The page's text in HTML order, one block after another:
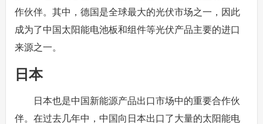
作伙伴。其中，德国是全球最大的光伏市场之一，因此
成为了中国太阳能电池板和组件等光伏产品主要的进口
来源之一。
日本
日本也是中国新能源产品出口市场中的重要合作伙
伴。在过去几年中，中国向日本出口了大量的太阳能电